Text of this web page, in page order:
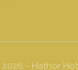
2026 - Hathor